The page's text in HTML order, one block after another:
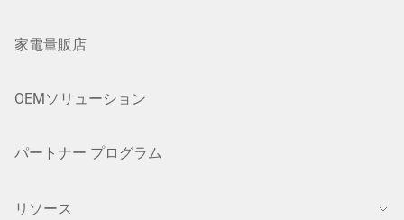
家電量販店
OEMソリューション
パートナー プログラム
リソース